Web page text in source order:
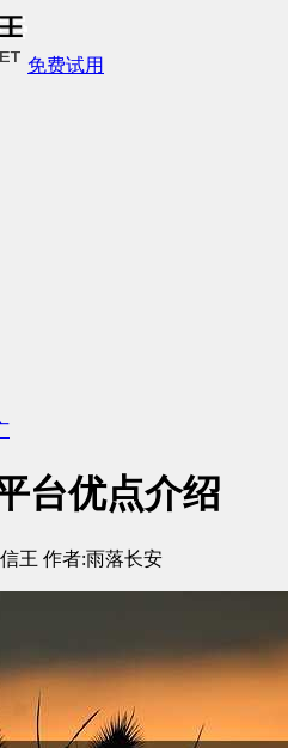
免费试用
台优点介绍
王 作者:雨落长安